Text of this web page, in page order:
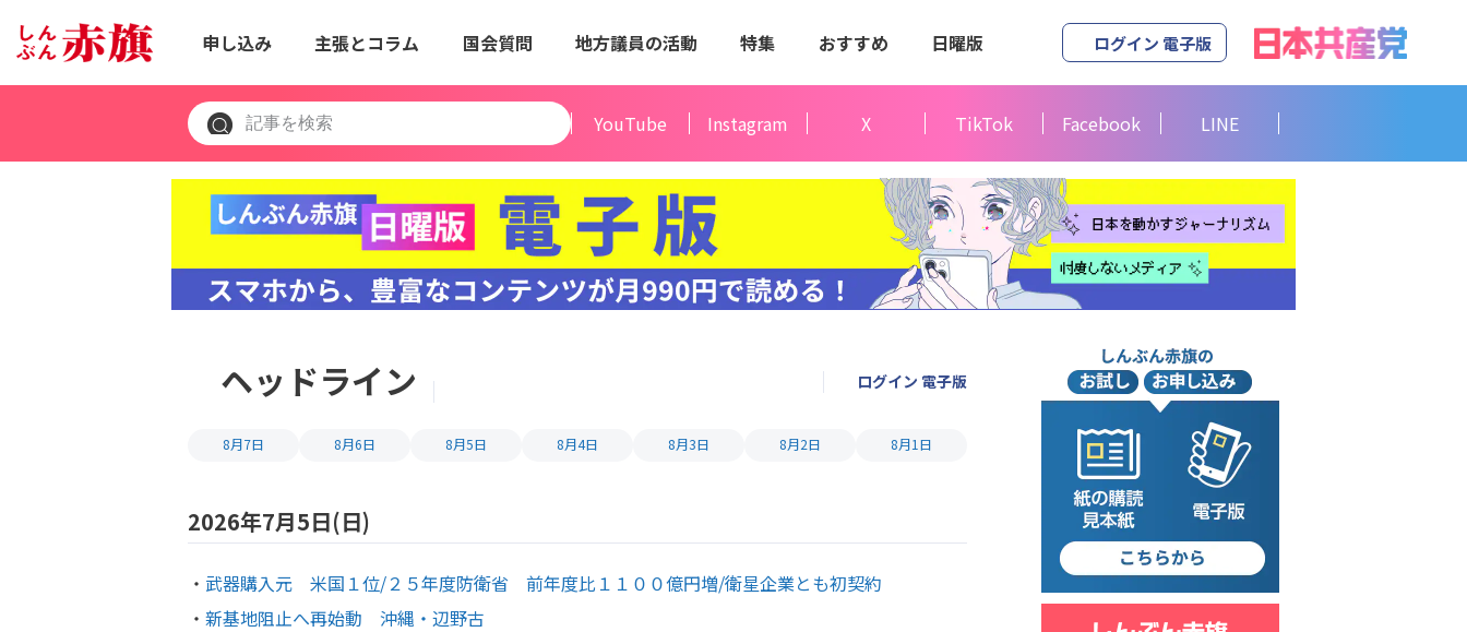
申し込み 主張とコラム 国会質問 地方議員の活動 特集 おすすめ 日曜版 ログイン 電子版
YouTube Instagram X TikTok Facebook LINE
ヘッドライン ログイン 電子版
8月7日 8月6日 8月5日 8月4日 8月3日 8月2日 8月1日
2026年7月5日(日)
武器購入元 米国１位/２５年度防衛省 前年度比１１００億円増/衛星企業とも初契約
新基地阻止へ再始動 沖縄・辺野古